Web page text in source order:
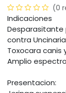
(0
Indicaciones
Desparasitante
contra
Toxocara canis
Amplio
Presentacion: